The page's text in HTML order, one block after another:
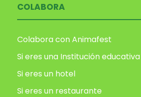
COLABORA
Colabora con Animafest
Si eres una Institución educativa
Si eres un hotel
Si eres un restaurante